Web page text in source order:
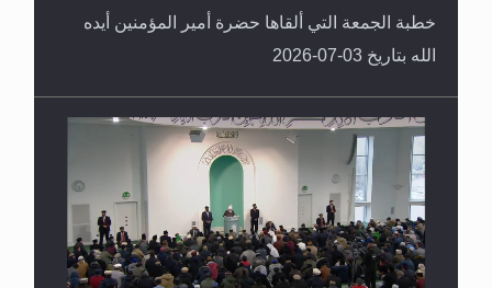
خطبة الجمعة التي ألقاها حضرة أمير المؤمنين أيده
الله بتاريخ 03-07-2026